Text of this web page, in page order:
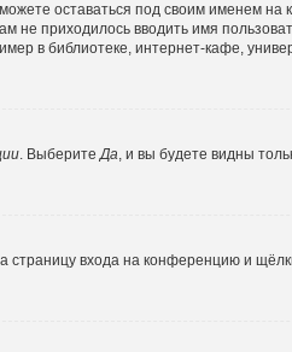
оставаться под своим именем на
не приходилось вводить имя
в библиотеке, интернет-кафе,
. ВыберитеДа, и вы будете видны
страницу входа на конференцию и